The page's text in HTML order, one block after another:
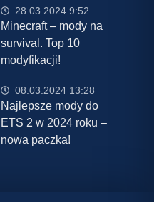
28.03.2024 9:52
Minecraft – mody na
survival. Top 10
modyfikacji!
08.03.2024 13:28
Najlepsze mody do
ETS 2 w 2024 roku –
nowa paczka!